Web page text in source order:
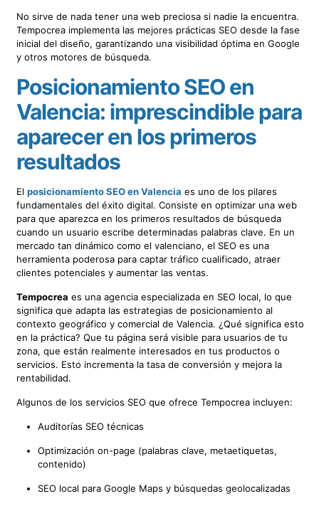
No sirve de nada tener una web preciosa si nadie la encuentra.
Tempocrea implementa las mejores prácticas SEO desde la fase
inicial del diseño, garantizando una visibilidad óptima en Google
y otros motores de búsqueda.
Posicionamiento SEO en
Valencia: imprescindible para
aparecer en los primeros
resultados
Elposicionamiento SEO en Valencia es uno de los pilares
fundamentales del éxito digital. Consiste en optimizar una web
para que aparezca en los primeros resultados de búsqueda
cuando un usuario escribe determinadas palabras clave. En un
mercado tan dinámico como el valenciano, el SEO es una
herramienta poderosa para captar tráfico cualificado, atraer
clientes potenciales y aumentar las ventas.
Tempocrea es una agencia especializada en SEO local, lo que
significa que adapta las estrategias de posicionamiento al
contexto geográfico y comercial de Valencia. ¿Qué significa esto
en la práctica? Que tu página será visible para usuarios de tu
zona, que están realmente interesados en tus productos o
servicios. Esto incrementa la tasa de conversión y mejora la
rentabilidad.
Algunos de los servicios SEO que ofrece Tempocrea incluyen:
Auditorías SEO técnicas
Optimización on-page (palabras clave, metaetiquetas,
contenido)
SEO local para Google Maps y búsquedas geolocalizadas